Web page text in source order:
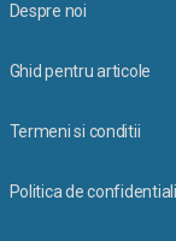
Despre noi
Ghid pentru articole
Termeni si conditii
Politica de